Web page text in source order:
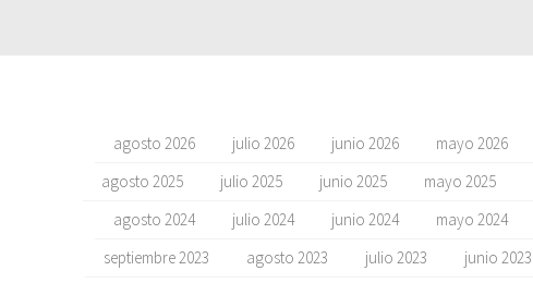
agosto 2026 julio 2026 junio 2026 mayo 2026
agosto 2025
julio 2025 junio 2025 mayo 2025
agosto 2024
julio 2024 junio 2024 mayo 2024
septiembre 2023
agosto 2023 julio 2023 junio 2023